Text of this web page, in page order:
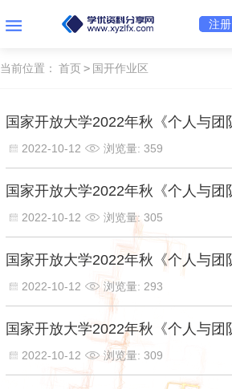
注册
当前位置： 首页> 国开作业区
2022-10-12 浏览量: 359
2022-10-12 浏览量: 305
2022-10-12 浏览量: 293
2022-10-12 浏览量: 309